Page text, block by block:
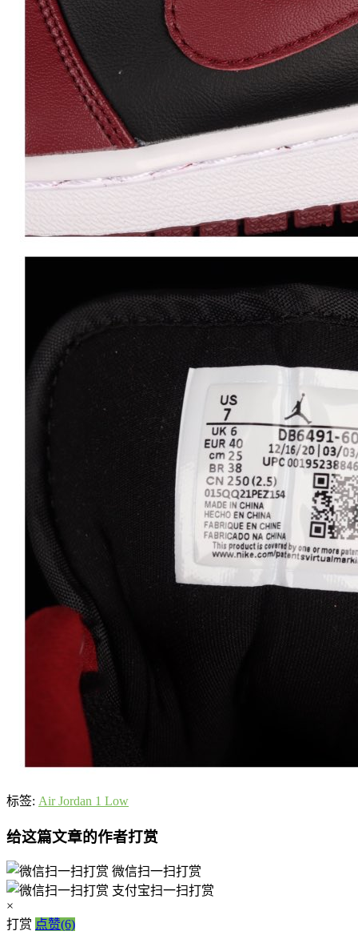
标签: Air Jordan 1 Low
给这篇文章的作者打赏
微信扫一扫打赏
支付宝扫一扫打赏
×
打赏 点赞(6)